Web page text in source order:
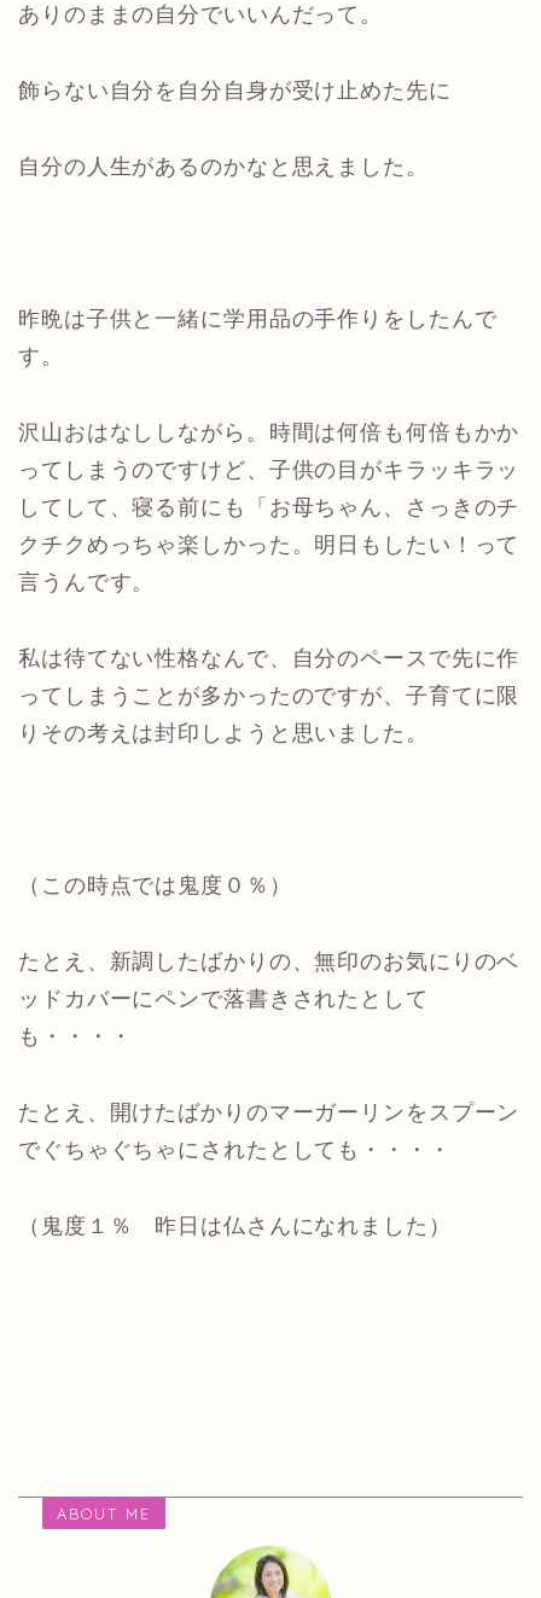
ありのままの自分でいいんだって。
飾らない自分を自分自身が受け止めた先に
自分の人生があるのかなと思えました。
昨晩は子供と一緒に学用品の手作りをしたんで
す。
沢山おはなししながら。時間は何倍も何倍もかか
ってしまうのですけど、子供の目がキラッキラッ
してして、寝る前にも「お母ちゃん、さっきのチ
クチクめっちゃ楽しかった。明日もしたい！って
言うんです。
私は待てない性格なんで、自分のペースで先に作
ってしまうことが多かったのですが、子育てに限
りその考えは封印しようと思いました。
（この時点では鬼度０％）
たとえ、新調したばかりの、無印のお気にりのベ
ッドカバーにペンで落書きされたとして
も・・・・
たとえ、開けたばかりのマーガーリンをスプーン
でぐちゃぐちゃにされたとしても・・・・
（鬼度１％ 昨日は仏さんになれました）
ABOUT ME